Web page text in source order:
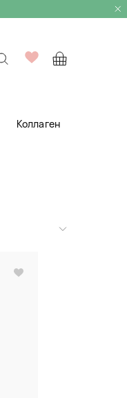
Коллаген